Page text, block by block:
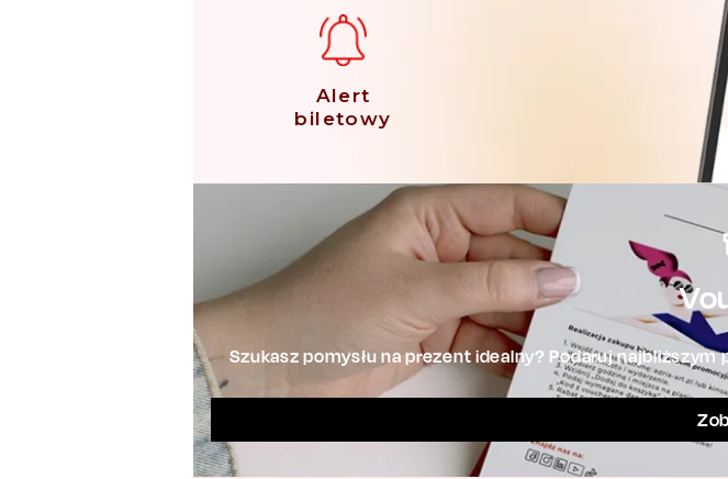
Alert
biletowy
Szukasz pomysłu na prezent idealny? Podaruj